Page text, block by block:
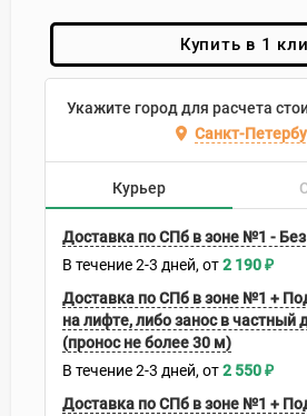
Купить в 1
Укажите город для расчета
Санкт-
Курьер
Доставка по СПб в зоне №1 - Без
В течение2-3 дней 2 190₽
Доставка по СПб в зоне №1 +
на лифте, либо занос в частный
(пронос не более 30 м)
В течение2-3 дней 2 550₽
Доставка по СПб в зоне №1 +